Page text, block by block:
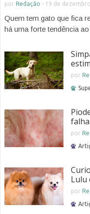
por Redação - 19 de
Quem tem gato que fica
há uma forte tendência
por
por
Lulu
por